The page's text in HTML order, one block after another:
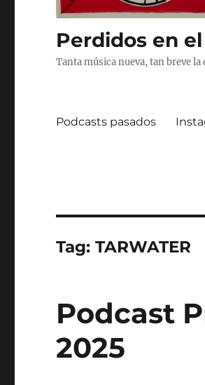
Perdidos en
Tanta música nueva, tan breve
Podcasts pasados
Tag:TARWATER
Podcast
2025